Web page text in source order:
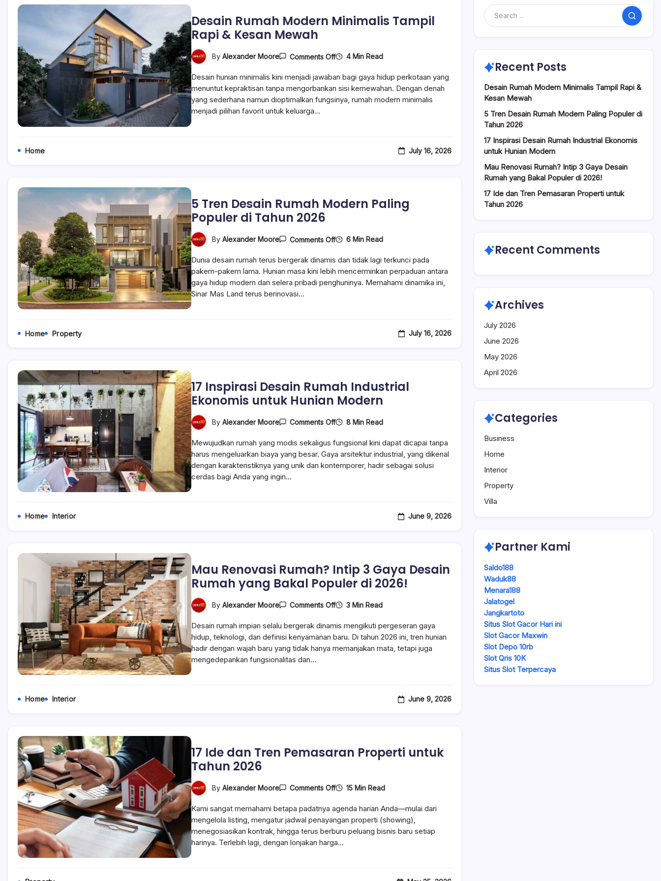
Desain Rumah Modern Minimalis Tampil
Rapi & Kesan Mewah
By Alexander Moore Comments OffOn
Modern
Minimalis
Tampil
Rapi
4 Min Read
Desain hunian minimalis kini menjadi jawaban bagi gaya hidup perkotaan yang
menuntut kepraktisan tanpa mengorbankan sisi kemewahan. Dengan denah
yang sederhana namun dioptimalkan fungsinya, rumah modern minimalis
menjadi pilihan favorit untuk keluarga…
Home July 16, 2026
5 Tren Desain Rumah Modern Paling
Populer di Tahun 2026
By Alexander Moore Comments OffOn
Desain
Rumah
Modern
Paling
6 Min Read
Dunia desain rumah terus bergerak dinamis dan tidak lagi terkunci pada
pakem-pakem lama. Hunian masa kini lebih mencerminkan perpaduan antara
gaya hidup modern dan selera pribadi penghuninya. Memahami dinamika ini,
Sinar Mas Land terus berinovasi…
Home Property July 16, 2026
17 Inspirasi Desain Rumah Industrial
Ekonomis untuk Hunian Modern
By Alexander Moore Comments OffOn
Desain
Rumah
Ekonomis
8 Min Read
Mewujudkan rumah yang modis sekaligus fungsional kini dapat dicapai tanpa
harus mengeluarkan biaya yang besar. Gaya arsitektur industrial, yang dikenal
dengan karakteristiknya yang unik dan kontemporer, hadir sebagai solusi
cerdas bagi Anda yang ingin…
Home Interior June 9, 2026
Mau Renovasi Rumah? Intip 3 Gaya Desain
Rumah yang Bakal Populer di 2026!
By Alexander Moore Comments OffOn
Rumah?
Intip
Gaya
3 Min Read
Desain rumah impian selalu bergerak dinamis mengikuti pergeseran gaya
hidup, teknologi, dan definisi kenyamanan baru. Di tahun 2026 ini, tren hunian
hadir dengan wajah baru yang tidak hanya memanjakan mata, tetapi juga
mengedepankan fungsionalitas dan…
Home Interior June 9, 2026
17 Ide dan Tren Pemasaran Properti untuk
Tahun 2026
By Alexander Moore Comments OffOn
Dan
Tren
Pemasaran
Properti
Untuk
15 Min Read
Kami sangat memahami betapa padatnya agenda harian Anda—mulai dari
mengelola listing, mengatur jadwal penayangan properti (showing),
menegosiasikan kontrak, hingga terus berburu peluang bisnis baru setiap
harinya. Terlebih lagi, dengan lonjakan harga…
Search
Recent Posts
Desain Rumah Modern Minimalis Tampil Rapi &
Kesan Mewah
5 Tren Desain Rumah Modern Paling Populer di
Tahun 2026
17 Inspirasi Desain Rumah Industrial Ekonomis
untuk Hunian Modern
Mau Renovasi Rumah? Intip 3 Gaya Desain
Rumah yang Bakal Populer di 2026!
17 Ide dan Tren Pemasaran Properti untuk
Tahun 2026
Recent Comments
Archives
July 2026
June 2026
May 2026
April 2026
Categories
Business
Home
Interior
Property
Villa
Partner Kami
Saldo188
Waduk88
Menara188
Jalatogel
Jangkartoto
Situs Slot Gacor Hari ini
Slot Gacor Maxwin
Slot Depo 10rb
Slot Qris 10K
Situs Slot Terpercaya